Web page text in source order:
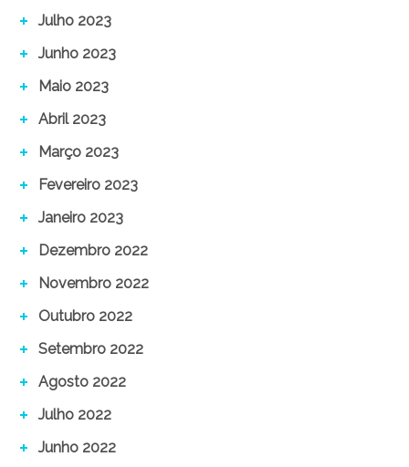
Julho 2023
Junho 2023
Maio 2023
Abril 2023
Março 2023
Fevereiro 2023
Janeiro 2023
Dezembro 2022
Novembro 2022
Outubro 2022
Setembro 2022
Agosto 2022
Julho 2022
Junho 2022